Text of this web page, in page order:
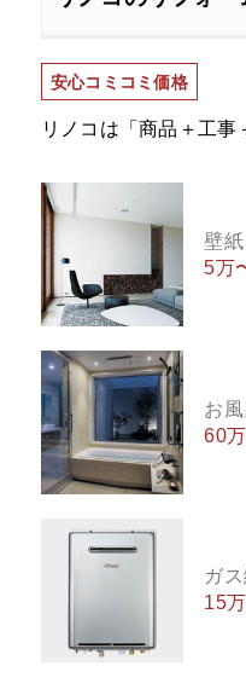
安心コミコミ価格
リノコは「商品＋工事
壁
5万
お風
60
ガ
15